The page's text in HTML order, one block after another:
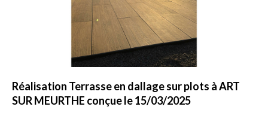
Réalisation Terrasse en dallage sur plots à ART
SUR MEURTHE conçue le 15/03/2025